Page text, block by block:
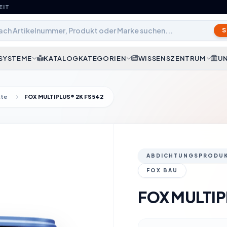
KATALOGKATEGORIEN WISSENSZENTRUM
FOX MULTIPLUS® 2K FS542
FOX BAU
FOX